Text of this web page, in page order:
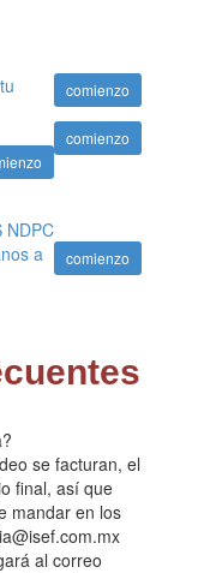
comienzo
comienzo
NDPC
comienzo
a
se facturan, el
final, así que
mandar en los
al correo